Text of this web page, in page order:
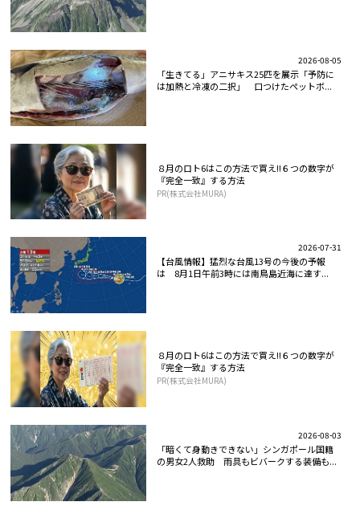
2026-08-05
「生きてる」アニサキス25匹を展示「予防に
は加熱と冷凍の二択」 口つけたペットボ...
８月のロト6はこの方法で買え!!６つの数字が
『完全一致』する方法
PR(株式会社MURA)
2026-07-31
【台風情報】猛烈な台風13号の今後の予報
は 8月1日午前3時には南鳥島近海に達す...
８月のロト6はこの方法で買え!!６つの数字が
『完全一致』する方法
PR(株式会社MURA)
2026-08-03
「暗くて身動きできない」シンガポール国籍
の男女2人救助 雨具もビバークする装備も...